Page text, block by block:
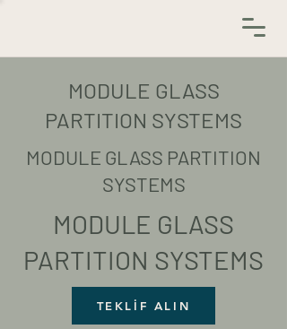
MODULE GLASS
PARTITION SYSTEMS
MODULE GLASS PARTITION
SYSTEMS
MODULE GLASS
PARTITION SYSTEMS
TEKLİF ALIN